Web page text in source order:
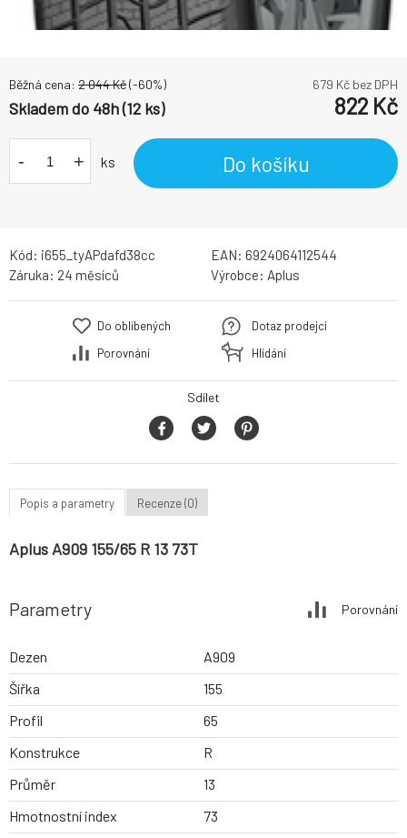
Běžná cena: 2 044Kč(-60%) 679 Kč bez DPH
Skladem do 48h (12 ks) 822 Kč
- + ks Do košíku
Kód: i655_tyAPdafd38cc EAN: 6924064112544
Záruka: 24 měsíců Výrobce: Aplus
Do oblíbených
Porovnání
Dotaz prodejci
Hlídání
Sdílet
Popis a parametry Recenze (0)
Aplus A909 155/65 R 13 73T
Parametry Porovnání
Dezen
A909
Šířka
155
Profil
65
Konstrukce
R
Průměr
13
Hmotnostní index
73